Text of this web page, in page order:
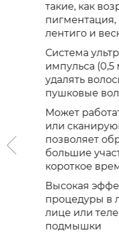
такие, как
пигментация,
лентиго и
Система
импульса (0,5
удалять волосы
пушковые волосы
Может работать
или
позволяет
большие участки
короткое время
Высокая
процедуры в
лице или теле,
подмышки